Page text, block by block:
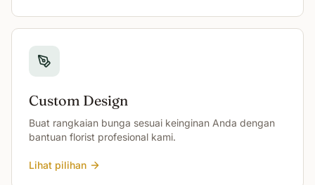
Custom Design
Buat rangkaian bunga sesuai keinginan Anda dengan
bantuan florist profesional kami.
Lihat pilihan